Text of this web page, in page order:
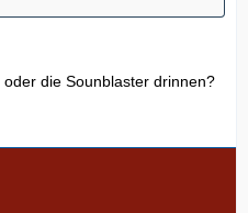
die Sounblaster drinnen?